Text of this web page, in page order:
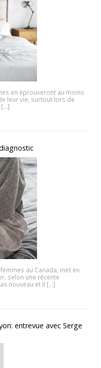
en éprouveront au moins
leur vie, surtout lors de
[…]
au Canada, met en
selon une récente
nouveau et il […]
entrevue avec Serge